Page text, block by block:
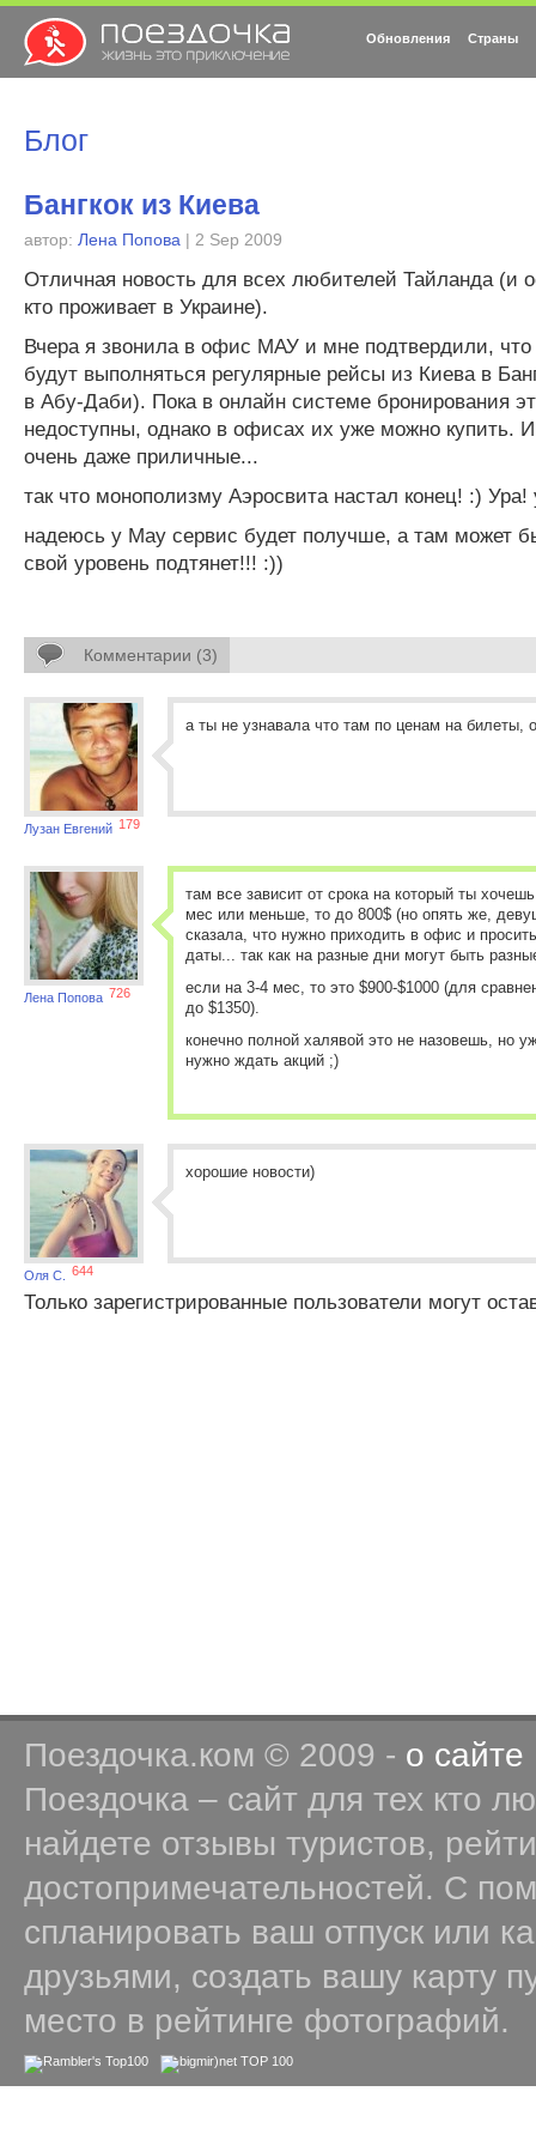
Обновления Страны
Блог
Бангкок из Киева
автор: Лена Попова | 2 Sep 2009
Отличная новость для всех любителей Тайланда (и
кто проживает в Украине).
Вчера я звонила в офис МАУ и мне подтвердили, что
будут выполняться регулярные рейсы из Киева в
в Абу-Даби). Пока в онлайн системе бронирования
недоступны, однако в офисах их уже можно купить.
очень даже приличные...
так что монополизму Аэросвита настал конец! :) Ура!
надеюсь у Мау сервис будет получше, а там может
свой уровень подтянет!!! :))
Комментарии (3)
Лузан Евгений 179
а ты не узнавала что там по ценам на билеты,
Лена Попова 726
там все зависит от срока на который ты
мес или меньше, то до 800$ (но опять же,
сказала, что нужно приходить в офис и
даты... так как на разные дни могут быть
если на 3-4 мес, то это $900-$1000 (для
до $1350).
конечно полной халявой это не назовешь, но
нужно ждать акций ;)
Оля С. 644
хорошие новости)
Только зарегистрированные пользователи могут
Поездочка.ком © 2009 - о сайте
Поездочка – сайт для тех кто
найдете отзывы туристов,
достопримечательностей. С
спланировать ваш отпуск или
друзьями, создать вашу карту
место в рейтинге фотографий.